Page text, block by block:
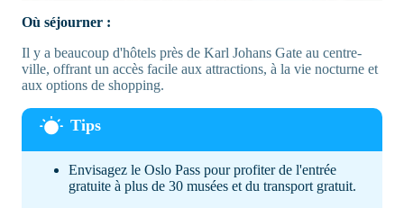
Où séjourner :
Il y a beaucoup d'hôtels près de Karl Johans Gate au centre-
ville, offrant un accès facile aux attractions, à la vie nocturne et
aux options de shopping.
Envisagez le Oslo Pass pour profiter de l'entrée
gratuite à plus de 30 musées et du transport gratuit.